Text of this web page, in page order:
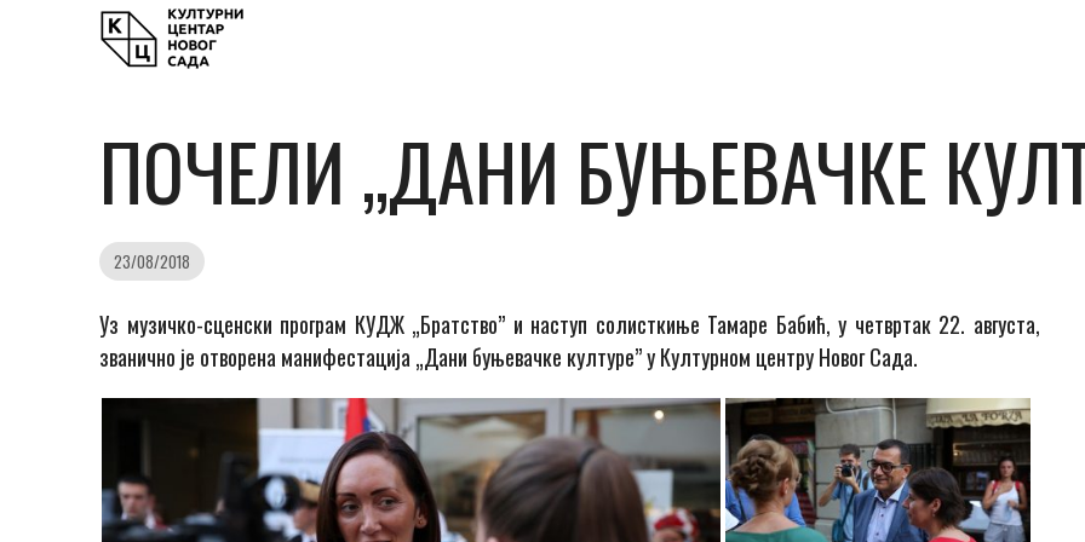
ПОЧЕЛИ „ДАНИ БУЊЕВАЧКЕ
23/08/2018
Уз музичко-сценски програм КУДЖ „Братство” и наступ солисткиње Тамаре Бабић, у четвртак 22. августа,
званично је отворена манифестација „Дани буњевачке културе” у Културном центру Новог Сада.